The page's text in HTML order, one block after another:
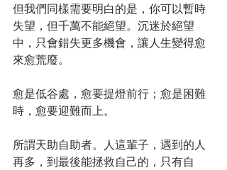
但我們同樣需要明白的是，你可以暫時
失望，但千萬不能絕望。沉迷於絕望
中，只會錯失更多機會，讓人生變得愈
來愈荒廢。
愈是低谷處，愈要提燈前行；愈是困難
時，愈要迎難而上。
所謂天助自助者。人這輩子，遇到的人
再多，到最後能拯救自己的，只有自